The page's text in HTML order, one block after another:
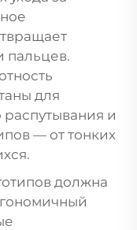
пальцев.
для
и
— от тонких
должна